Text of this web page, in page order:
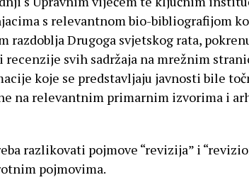
s relevantnom bio-bibliografijom
razdoblja Drugoga svjetskog rata,
svih sadržaja na mrežnim
koje se predstavljaju javnosti bile
na relevantnim primarnim izvorima i
razlikovati pojmove “revizija” i
pojmovima.